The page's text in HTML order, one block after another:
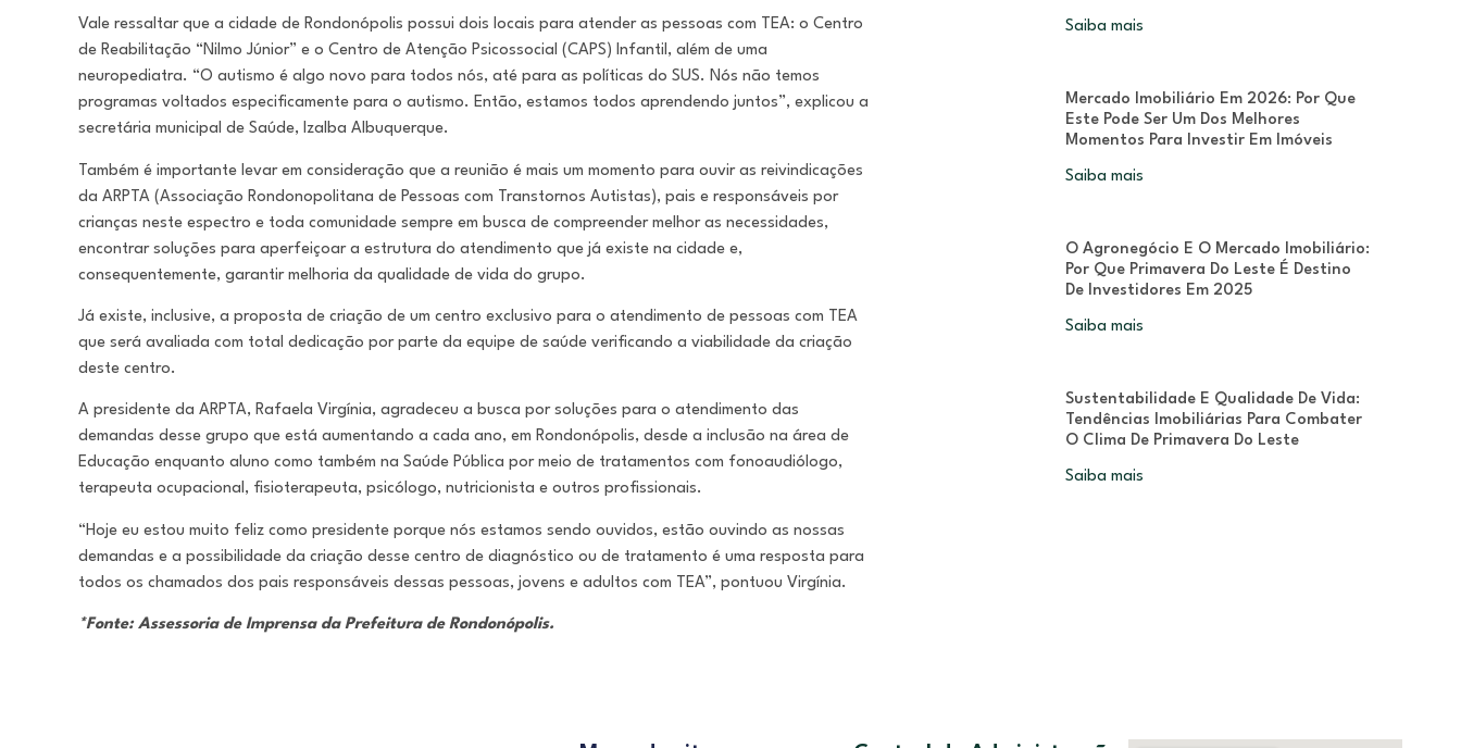
Vale ressaltar que a cidade de Rondonópolis possui dois locais para atender as pessoas com TEA: o Centro
de Reabilitação “Nilmo Júnior” e o Centro de Atenção Psicossocial (CAPS) Infantil, além de uma
neuropediatra. “O autismo é algo novo para todos nós, até para as políticas do SUS. Nós não temos
programas voltados especificamente para o autismo. Então, estamos todos aprendendo juntos”, explicou a
secretária municipal de Saúde, Izalba Albuquerque.
Também é importante levar em consideração que a reunião é mais um momento para ouvir as reivindicações
da ARPTA (Associação Rondonopolitana de Pessoas com Transtornos Autistas), pais e responsáveis por
crianças neste espectro e toda comunidade sempre em busca de compreender melhor as necessidades,
encontrar soluções para aperfeiçoar a estrutura do atendimento que já existe na cidade e,
consequentemente, garantir melhoria da qualidade de vida do grupo.
Já existe, inclusive, a proposta de criação de um centro exclusivo para o atendimento de pessoas com TEA
que será avaliada com total dedicação por parte da equipe de saúde verificando a viabilidade da criação
deste centro.
A presidente da ARPTA, Rafaela Virgínia, agradeceu a busca por soluções para o atendimento das
demandas desse grupo que está aumentando a cada ano, em Rondonópolis, desde a inclusão na área de
Educação enquanto aluno como também na Saúde Pública por meio de tratamentos com fonoaudiólogo,
terapeuta ocupacional, fisioterapeuta, psicólogo, nutricionista e outros profissionais.
“Hoje eu estou muito feliz como presidente porque nós estamos sendo ouvidos, estão ouvindo as nossas
demandas e a possibilidade da criação desse centro de diagnóstico ou de tratamento é uma resposta para
todos os chamados dos pais responsáveis dessas pessoas, jovens e adultos com TEA”, pontuou Virgínia.
*Fonte: Assessoria de Imprensa da Prefeitura de Rondonópolis.
Saiba mais
Mercado Imobiliário Em 2026: Por Que
Este Pode Ser Um Dos Melhores
Momentos Para Investir Em Imóveis
Saiba mais
O Agronegócio E O Mercado Imobiliário:
Por Que Primavera Do Leste É Destino
De Investidores Em 2025
Saiba mais
Sustentabilidade E Qualidade De Vida:
Tendências Imobiliárias Para Combater
O Clima De Primavera Do Leste
Saiba mais